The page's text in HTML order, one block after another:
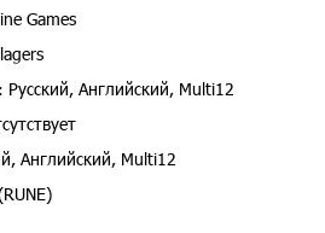
Games
Русский, Английский, Multi12
Английский, Multi12